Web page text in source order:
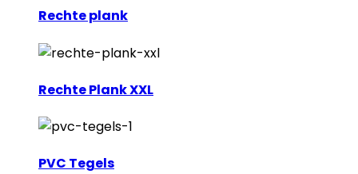
Rechte plank
Rechte Plank XXL
PVC Tegels